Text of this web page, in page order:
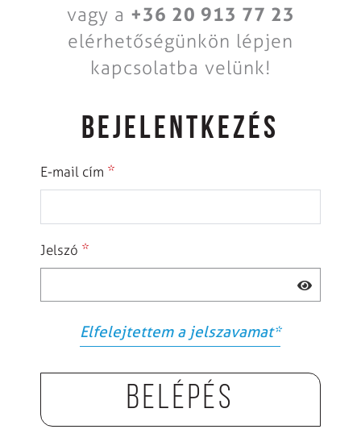
vagy a +36 20 913 77 23
elérhetőségünkön lépjen
kapcsolatba velünk!
BEJELENTKEZÉS
E-mail cím *
Jelszó *
Elfelejtettem a jelszavamat*
Belépés